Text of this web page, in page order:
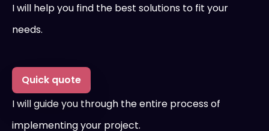
I will help you find the best solutions to fit your
needs.
Quick quote
I will guide you through the entire process of
implementing your project.